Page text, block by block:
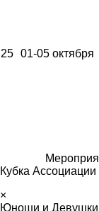
25 01-05 октября
Мероприятия
Кубка Ассоциации
×
Юноши и